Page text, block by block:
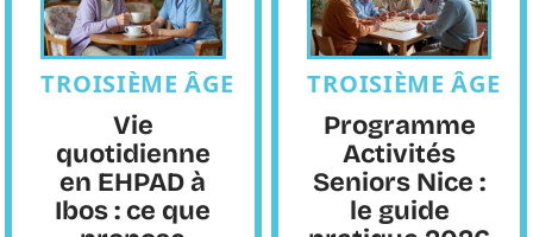
TROISIÈME ÂGE
Vie
quotidienne
en EHPAD à
Ibos : ce que
TROISIÈME ÂGE
Programme
Activités
Seniors Nice :
le guide